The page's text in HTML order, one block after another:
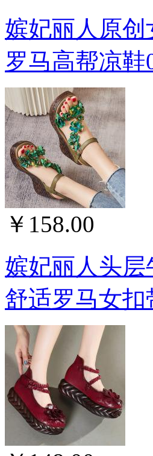
嫔妃丽人原
罗马高帮凉鞋
￥158.00
嫔妃丽人头
舒适罗马女扣